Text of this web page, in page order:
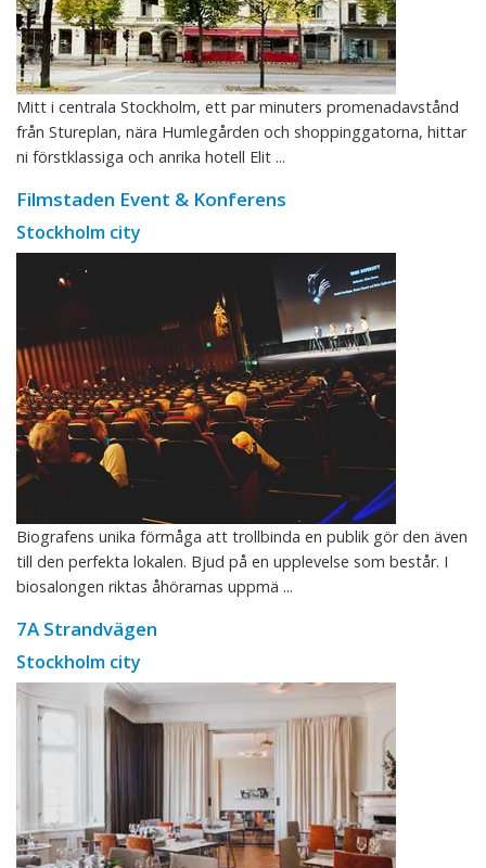
Mitt i centrala Stockholm, ett par minuters promenadavstånd
från Stureplan, nära Humlegården och shoppinggatorna, hittar
ni förstklassiga och anrika hotell Elit ...
Filmstaden Event & Konferens
Stockholm city
Biografens unika förmåga att trollbinda en publik gör den även
till den perfekta lokalen. Bjud på en upplevelse som består. I
biosalongen riktas åhörarnas uppmä ...
7A Strandvägen
Stockholm city